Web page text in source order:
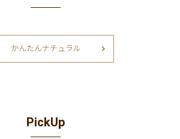
かんたんナチュラル
PickUp